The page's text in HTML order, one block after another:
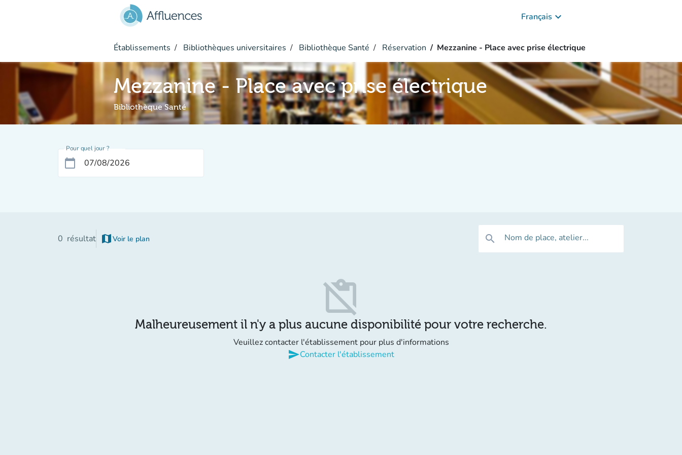
Français keyboard_arrow_down
Établissements Bibliothèques universitaires Bibliothèque Santé Réservation Mezzanine - Place avec prise électrique
Mezzanine - Place avec prise électrique
Bibliothèque Santé
Pour quel jour ?
calendar_today
0 résultat map Voir le plan
(nouvel onglet) search Nom de place, atelier...
content_paste_off
Malheureusement il n'y a plus aucune disponibilité pour votre recherche.
Veuillez contacter l'établissement pour plus d'informations
sendContacter l'établissement